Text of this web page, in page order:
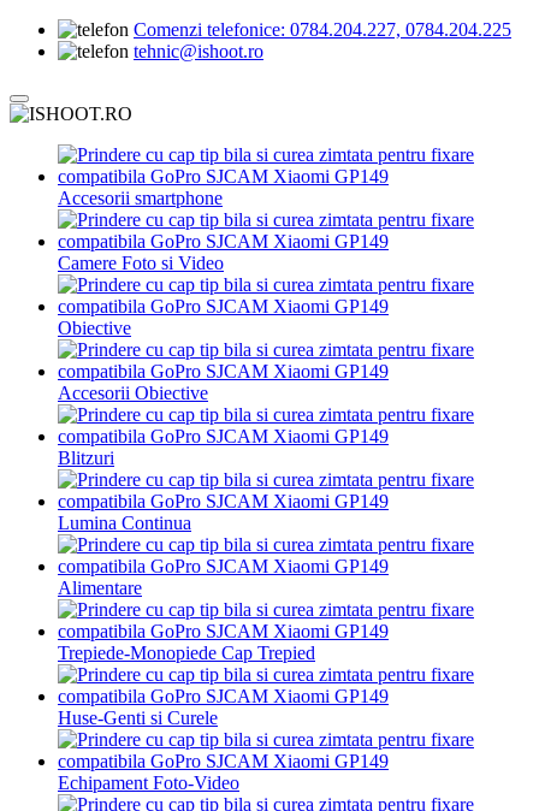
Comenzi telefonice: 0784.204.227, 0784.204.225
tehnic@ishoot.ro
Accesorii smartphone
Camere Foto si Video
Obiective
Accesorii Obiective
Blitzuri
Lumina Continua
Alimentare
Trepiede-Monopiede Cap Trepied
Huse-Genti si Curele
Echipament Foto-Video